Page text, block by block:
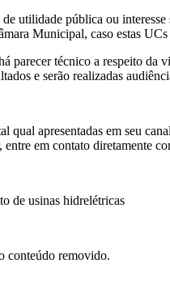
utilidade pública ou
Municipal, caso estas
técnico a respeito da
e serão realizadas
qual apresentadas em seu
em contato diretamente
de usinas hidrelétricas
conteúdo removido.